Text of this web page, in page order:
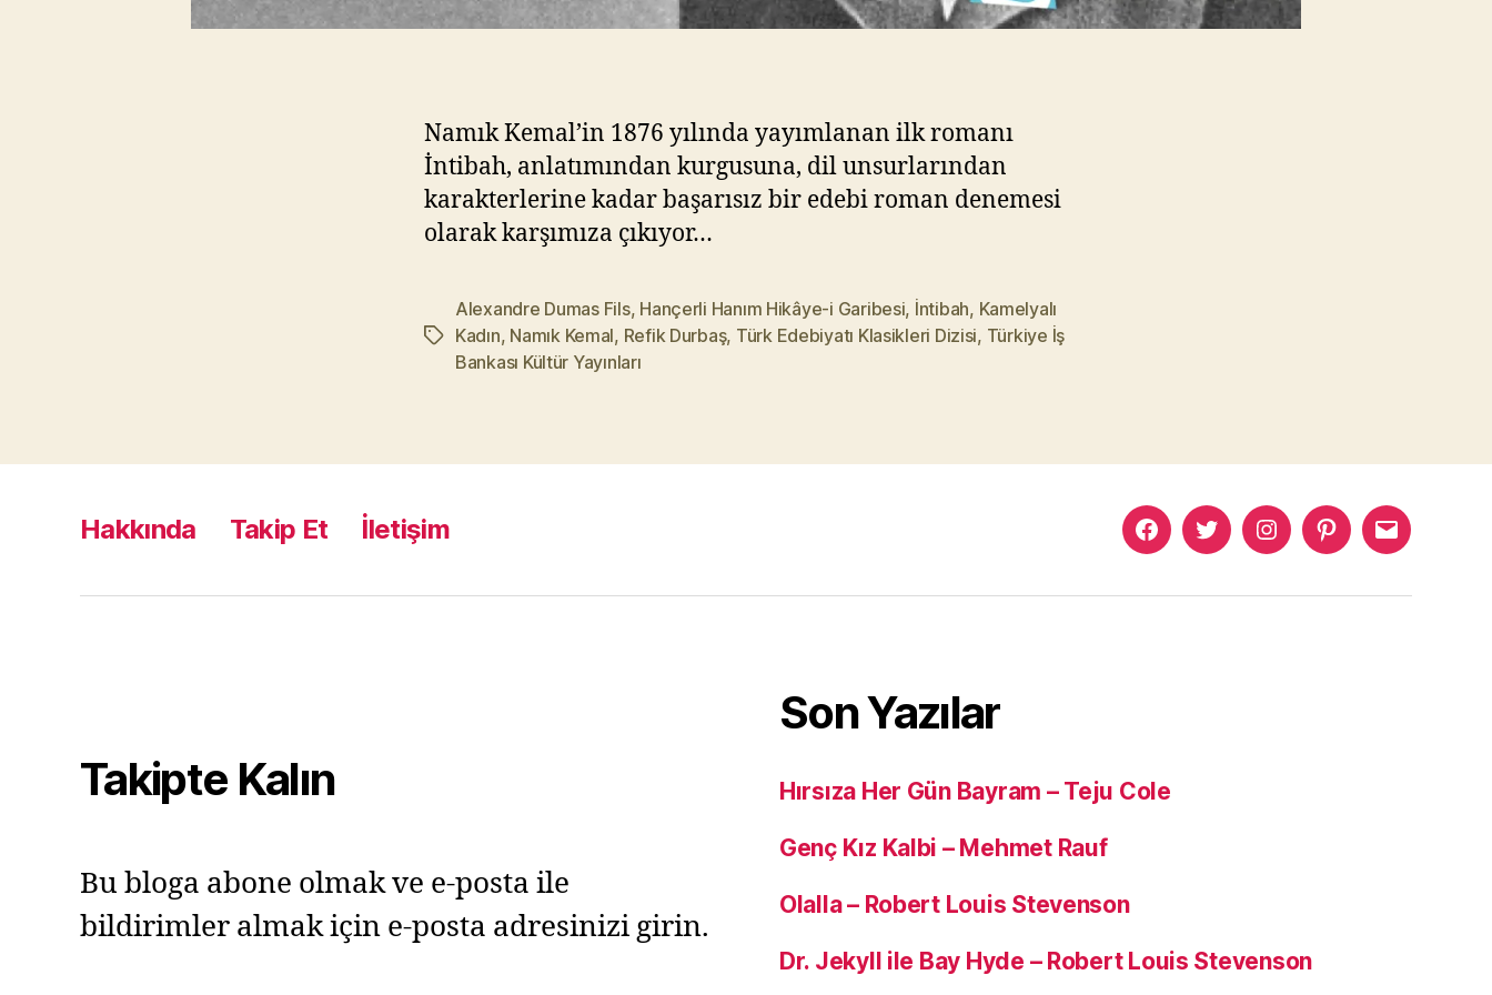
Namık Kemal’in 1876 yılında yayımlanan ilk romanı
İntibah, anlatımından kurgusuna, dil unsurlarından
karakterlerine kadar başarısız bir edebi roman denemesi
olarak karşımıza çıkıyor…
Etiketler
Alexandre Dumas Fils, Hançerli Hanım Hikâye-i Garibesi, İntibah, Kamelyalı
Kadın, Namık Kemal, Refik Durbaş, Türk Edebiyatı Klasikleri Dizisi, Türkiye İş
Bankası Kültür Yayınları
Hakkında Takip Et İletişim
Murat
Facebook
Murat
Twitter
Murat
Instagram
PinterestMurat
Mail
Takipte Kalın
Bu bloga abone olmak ve e-posta ile
bildirimler almak için e-posta adresinizi girin.
Son Yazılar
Hırsıza Her Gün Bayram – Teju Cole
Genç Kız Kalbi – Mehmet Rauf
Olalla – Robert Louis Stevenson
Dr. Jekyll ile Bay Hyde – Robert Louis Stevenson